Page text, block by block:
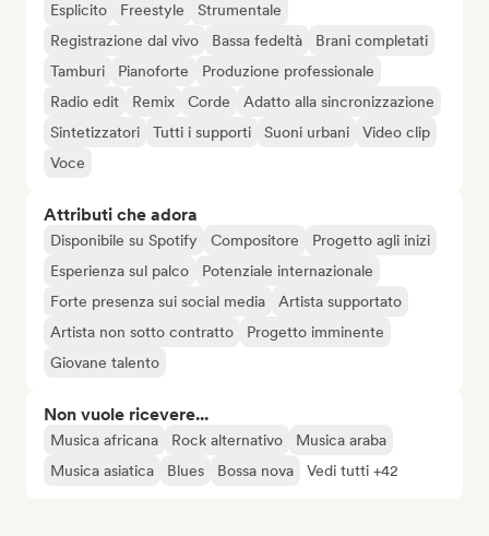
Esplicito
Freestyle
Strumentale
Registrazione dal vivo
Bassa fedeltà
Brani completati
Tamburi
Pianoforte
Produzione professionale
Radio edit
Remix Corde
Adatto alla sincronizzazione
Sintetizzatori
Tutti i supporti Suoni urbani
Video clip
Voce
Attributi che adora
Disponibile su Spotify Compositore
Progetto agli inizi
Esperienza sul palco
Potenziale internazionale
Forte presenza sui social media
Artista supportato
Artista non sotto contratto
Progetto imminente
Giovane talento
Non vuole ricevere...
Musica africana Rock alternativo
Musica araba
Musica asiatica
Blues Bossa nova Vedi tutti +42